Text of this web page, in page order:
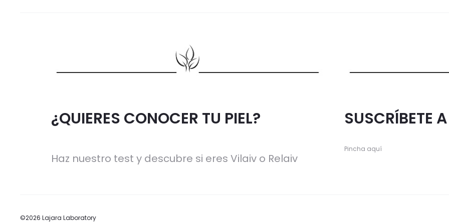
¿QUIERES CONOCER TU PIEL?
Haz nuestro test y descubre si eres Vilaiv o Relaiv
SUSCRÍBETE
Pincha aquí
©2026 Lajara Laboratory